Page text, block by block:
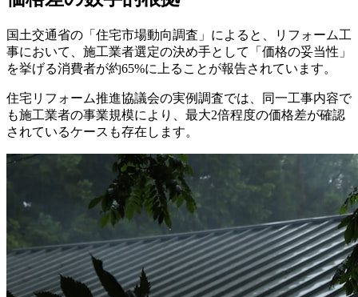
国土交通省の「住宅市場動向調査」によると、リフォーム工
事において、施工業者選定の決め手として「価格の妥当性」
を挙げる消費者が約65%に上ることが報告されています。
住宅リフォーム推進協議会の実例調査では、同一工事内容で
も施工業者の事業規模により、最大2倍程度の価格差が確認
されているケースも存在します。